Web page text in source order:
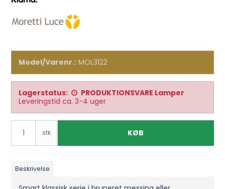
Model/Varenr.: MOL3122
Lagerstatus:
PRODUKTIONSVARE Lamper
Leveringstid ca. 3-4 uger
stk KØB
Beskrivelse